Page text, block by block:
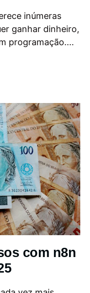
inúmeras
ganhar dinheiro,
programação....
com n8n